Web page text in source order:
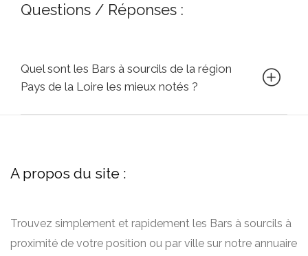
Questions / Réponses :
Quel sont les Bars à sourcils de la région
Pays de la Loire les mieux notés ?
A propos du site :
Trouvez simplement et rapidement les Bars à sourcils à
proximité de votre position ou par ville sur notre annuaire